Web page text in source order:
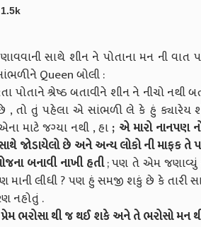
1.5k
સાથે શીન ને પોતાના મન ની વાત
Queen બોલી :
પોતાને શ્રેષ્ઠ બતાવીને શીન ને નીચો નથી
, તો તું પહેલા એ સાંભળી લે કે હું ક્યારેય
માટે જગ્યા નથી , હા ; એ મારો નાનપણ
જોડાયેલો છે અને અન્ય લોકો ની માફક તે
બનાવી નાખી હતી; પણ તે એમ જણાવ્યું
માની લીધી ? પણ હું સમજી શકું છે કે તારી
નહોતું .
ભરોસા થી જ થઈ શકે અને તે ભરોસો મન